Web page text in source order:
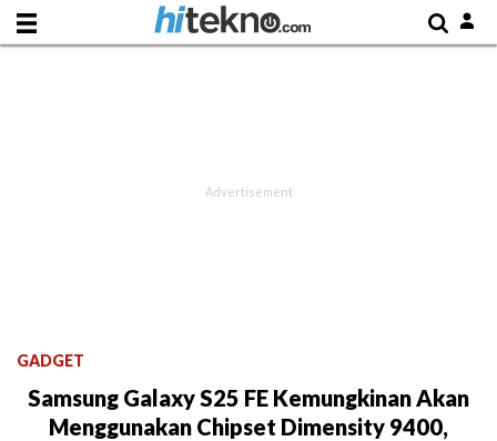
GADGET
Samsung Galaxy S25 FE Kemungkinan Akan
Menggunakan Chipset Dimensity 9400,